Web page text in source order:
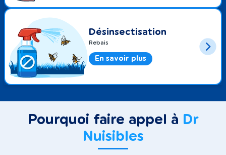
Désinsectisation
Rebais
En savoir plus
Pourquoi faire appel à Dr
Nuisibles